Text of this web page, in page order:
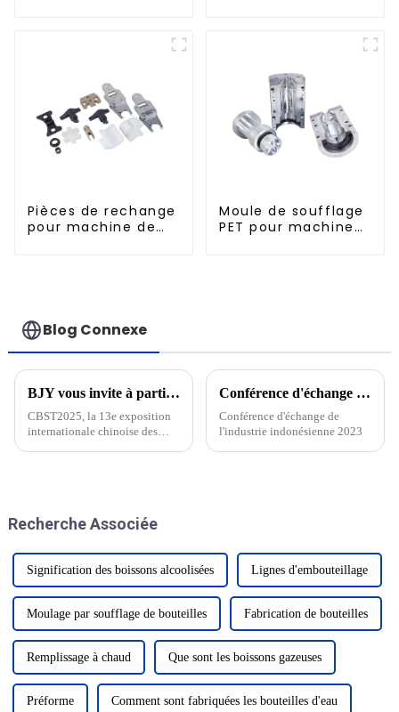
Pièces de rechange
pour machine de
Moule de soufflage
PET pour machine
Blog Connexe
BJY vous invite à participer au 13e Salon international des technologies de l'industrie des boissons de Chine CBST2025 !
CBST2025, la 13e exposition
internationale chinoise des
de tous les horizons se sont
Conférence d'échange de l'industrie indonésienne 2023
Conférence d'échange de
l'industrie indonésienne 2023
Recherche Associée
Signification des boissons alcoolisées Lignes d'embouteillage
Moulage par soufflage de bouteilles Fabrication de bouteilles
Remplissage à chaud Que sont les boissons gazeuses
Préforme Comment sont fabriquées les bouteilles d'eau